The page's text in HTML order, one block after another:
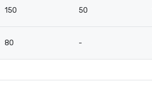
150 50
80 -